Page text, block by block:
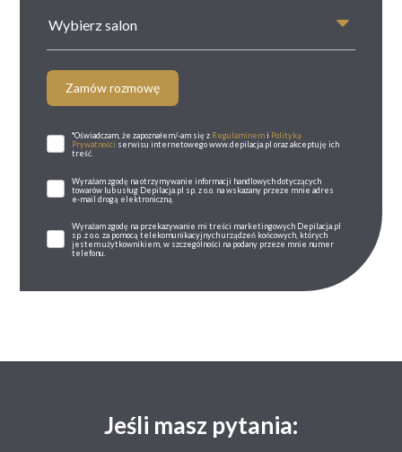
Wybierz salon
Zamów rozmowę
*Oświadczam, że zapoznałem/-am się z Regulaminemi Polityką
Prywatności serwisu internetowego www.depilacja.pl oraz akceptuję ich
treść.
Wyrażam zgodę na otrzymywanie informacji handlowych dotyczących
towarów lub usług Depilacja.pl sp. z o.o. na wskazany przeze mnie adres
e-mail drogą elektroniczną.
Wyrażam zgodę na przekazywanie mi treści marketingowych Depilacja.pl
sp. z o.o. za pomocą telekomunikacyjnych urządzeń końcowych, których
jestem użytkownikiem, w szczególności na podany przeze mnie numer
telefonu.
Jeśli masz pytania: